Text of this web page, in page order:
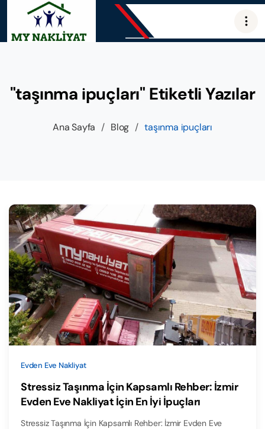
"taşınma ipuçları" Etiketli Yazılar
Ana Sayfa / Blog / taşınma ipuçları
Evden Eve Nakliyat
Stressiz Taşınma İçin Kapsamlı Rehber: İzmir
Evden Eve Nakliyat İçin En İyi İpuçları
Stressiz Taşınma İçin Kapsamlı Rehber: İzmir Evden Eve